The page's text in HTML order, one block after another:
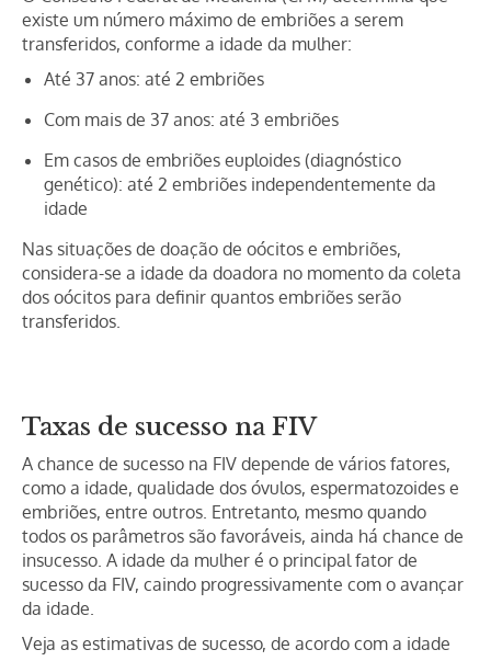
existe um número máximo de embriões a serem
transferidos, conforme a idade da mulher:
Até 37 anos: até 2 embriões
Com mais de 37 anos: até 3 embriões
Em casos de embriões euploides (diagnóstico
genético): até 2 embriões independentemente da
idade
Nas situações de doação de oócitos e embriões,
considera-se a idade da doadora no momento da coleta
dos oócitos para definir quantos embriões serão
transferidos.
Taxas de sucesso na FIV
A chance de sucesso na FIV depende de vários fatores,
como a idade, qualidade dos óvulos, espermatozoides e
embriões, entre outros. Entretanto, mesmo quando
todos os parâmetros são favoráveis, ainda há chance de
insucesso. A idade da mulher é o principal fator de
sucesso da FIV, caindo progressivamente com o avançar
da idade.
Veja as estimativas de sucesso, de acordo com a idade